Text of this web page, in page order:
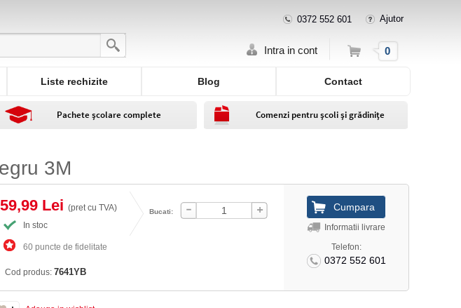
0372 552 601 Ajutor
Intra in cont Cos 0
Liste rechizite Blog Contact
Pachete școlare complete Comenzi pentru școli și grădinițe
3M
59,99 Lei (pret cu TVA)
In stoc
60 puncte de fidelitate
Bucati:
Cod produs: 7641YB
Informatii livrare
Telefon:
0372 552 601